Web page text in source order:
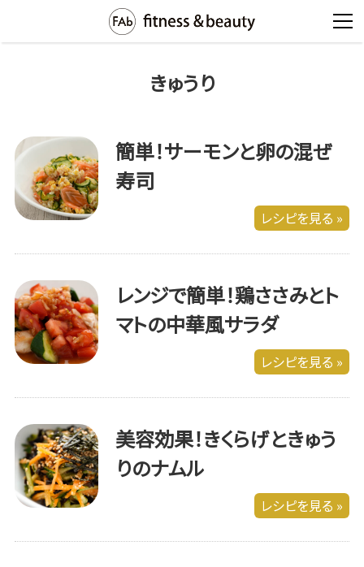
きゅうり
簡単！サーモンと卵の混ぜ
寿司
レシピを見る »
レンジで簡単！鶏ささみとト
マトの中華風サラダ
レシピを見る »
美容効果！きくらげときゅう
りのナムル
レシピを見る »